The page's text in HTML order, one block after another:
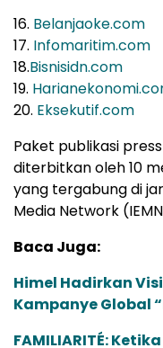
16. Belanjaoke.com
17. Infomaritim.com
18.Bisnisidn.com
19.
20. Eksekutif.com
Paket publikasi
diterbitkan oleh 10
yang tergabung di
Media Network
Baca Juga:
Himel Hadirkan
Kampanye Global
FAMILIARITÉ: